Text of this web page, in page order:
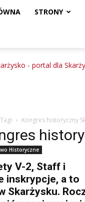
STRONY
Tagi Kongres historyczny
Historyczne
V-2, Staff i
inskrypcje, a to
Skarżysku.